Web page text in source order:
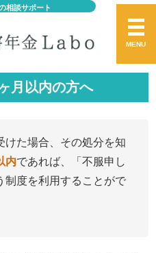
相談サポート
MENU
月以内の方へ
けた場合、その処分を知
内であれば、「不服申し
制度を利用することがで